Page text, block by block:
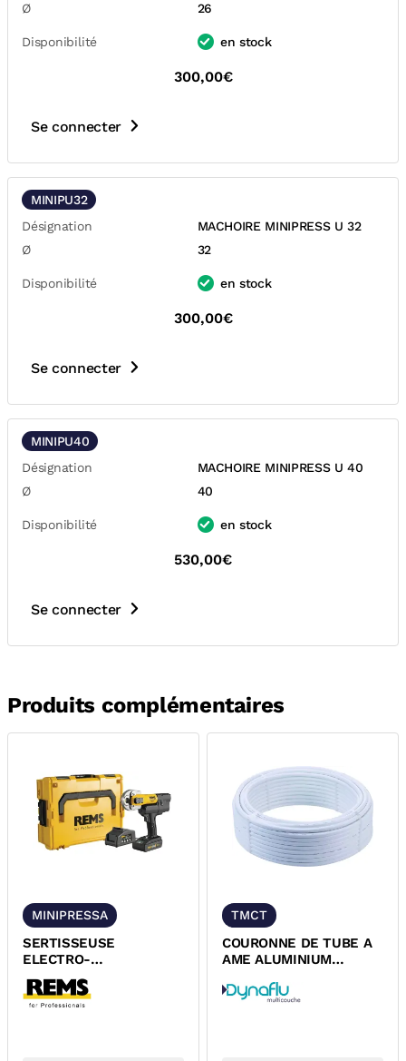
Ø
26
Disponibilité en stock
300,00€
Se connecter
MINIPU32
Désignation
MACHOIRE MINIPRESS U 32
Ø
32
Disponibilité en stock
300,00€
Se connecter
MINIPU40
Désignation
MACHOIRE MINIPRESS U 40
Ø
40
Disponibilité en stock
530,00€
Se connecter
Produits complémentaires
MINIPRESSA
SERTISSEUSE
ELECTRO-
HYDRAULIQUE RADIALE
MINI-PRESS 22V ACC
REMS...
TMCT
COURONNE DE TUBE A
AME ALUMINIUM
NU DYNAFLU